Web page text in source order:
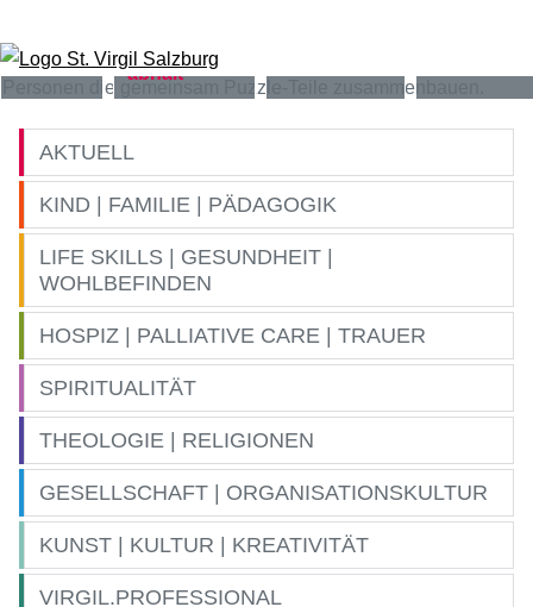
AKTUELL
KIND | FAMILIE | PÄDAGOGIK
LIFE SKILLS | GESUNDHEIT |
WOHLBEFINDEN
HOSPIZ | PALLIATIVE CARE | TRAUER
SPIRITUALITÄT
THEOLOGIE | RELIGIONEN
GESELLSCHAFT | ORGANISATIONSKULTUR
KUNST | KULTUR | KREATIVITÄT
VIRGIL.PROFESSIONAL